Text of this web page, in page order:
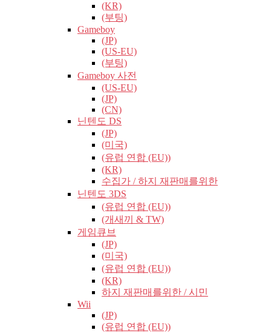
(KR)
(부팅)
Gameboy
(JP)
(US-EU)
(부팅)
Gameboy 사전
(US-EU)
(JP)
(CN)
닌텐도 DS
(JP)
(미국)
(유럽​​ 연합 (EU))
(KR)
수집가 / 하지 재판매를위한
닌텐도 3DS
(유럽​​ 연합 (EU))
(개새끼 & TW)
게임큐브
(JP)
(미국)
(유럽​​ 연합 (EU))
(KR)
하지 재판매를위한 / 시민
Wii
(JP)
(유럽​​ 연합 (EU))